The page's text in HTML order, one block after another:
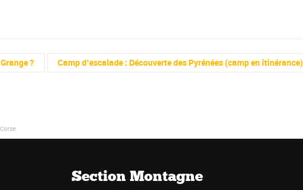
? Camp d’escalade : Découverte des Pyrénées (camp en itinérance)
Section Montagne